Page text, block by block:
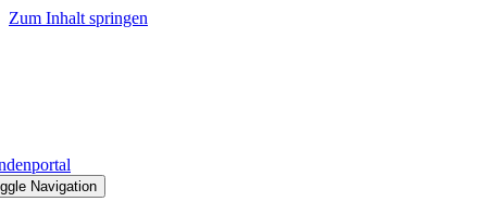
Zum Inhalt springen
Navigation